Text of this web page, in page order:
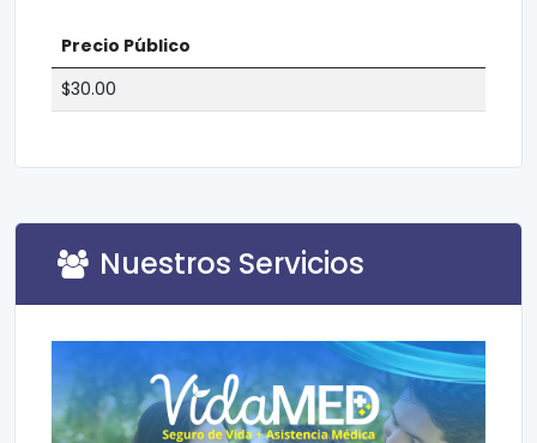
Precio Público
$30.00
Nuestros Servicios